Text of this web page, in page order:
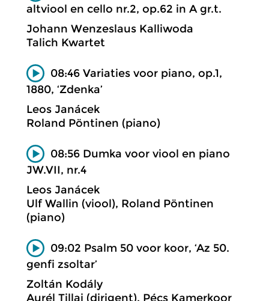
altviool en cello nr.2, op.62 in A gr.t.
Johann Wenzeslaus Kalliwoda
Talich Kwartet
08:46 Variaties voor piano, op.1,
1880, ‘Zdenka’
Leos Janácek
Roland Pöntinen (piano)
08:56 Dumka voor viool en piano
JW.VII, nr.4
Leos Janácek
Ulf Wallin (viool), Roland Pöntinen
(piano)
09:02 Psalm 50 voor koor, ‘Az 50.
genfi zsoltar’
Zoltán Kodály
Aurél Tillai (dirigent), Pécs Kamerkoor